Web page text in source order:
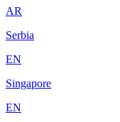
AR
Serbia
EN
Singapore
EN